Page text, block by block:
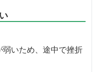
いため、途中で挫折